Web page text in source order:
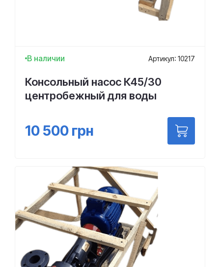
В наличии Артикул: 10217
Консольный насос К45/30
центробежный для воды
10 500 грн